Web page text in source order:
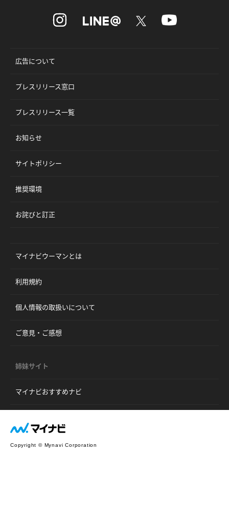
広告について
プレスリリース窓口
プレスリリース一覧
お知らせ
サイトポリシー
推奨環境
お詫びと訂正
マイナビウーマンとは
利用規約
個人情報の取扱いについて
ご意見・ご感想
姉妹サイト
マイナビおすすめナビ
Copyright © Mynavi Corporation